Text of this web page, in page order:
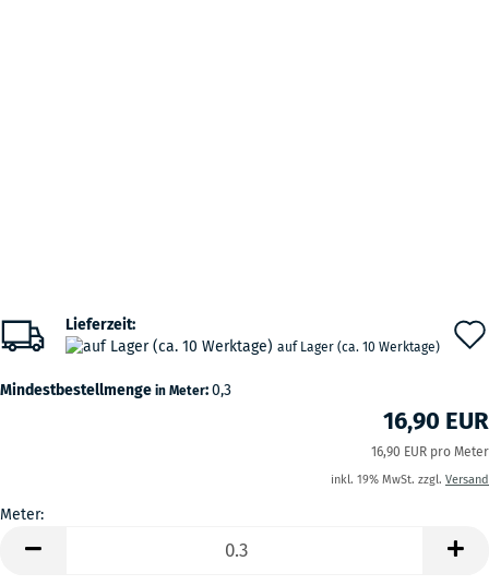
Lieferzeit:
auf Lager (ca. 10 Werktage)
Mindestbestellmenge in Meter:0,3
16,90 EUR
16,90 EUR pro Meter
inkl. 19% MwSt. zzgl. Versand
Meter: